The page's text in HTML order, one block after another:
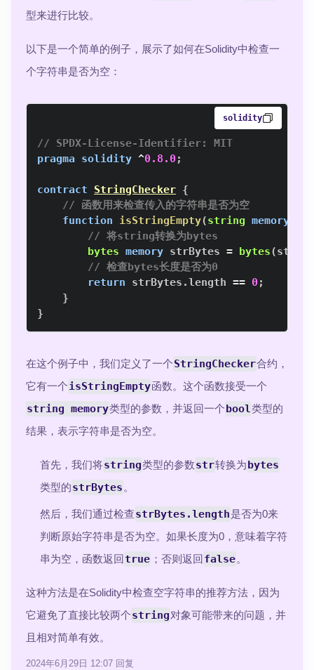
型来进行比较。
以下是一个简单的例子，展示了如何在Solidity中检查一
个字符串是否为空：
solidity
// SPDX-License-Identifier: MIT
pragma
solidity ^0.8.0;
contract StringChecker {
// 函数用来检查传入的字符串是否为空
function
isStringEmpty(string memory
// 将string转换为bytes
bytes memory strBytes = bytes(str
// 检查bytes长度是否为0
return strBytes .length == 0;
}
}
在这个例子中，我们定义了一个StringChecker合约，
它有一个isStringEmpty函数。这个函数接受一个
string memory类型的参数，并返回一个bool类型的
结果，表示字符串是否为空。
首先，我们将string类型的参数str转换为bytes
类型的strBytes 。
然后，我们通过检查strBytes.length是否为0来
判断原始字符串是否为空。如果长度为0，意味着字符
串为空，函数返回true ；否则返回 false。
这种方法是在Solidity中检查空字符串的推荐方法，因为
它避免了直接比较两个string对象可能带来的问题，并
且相对简单有效。
2024年6月29日 12:07 回复